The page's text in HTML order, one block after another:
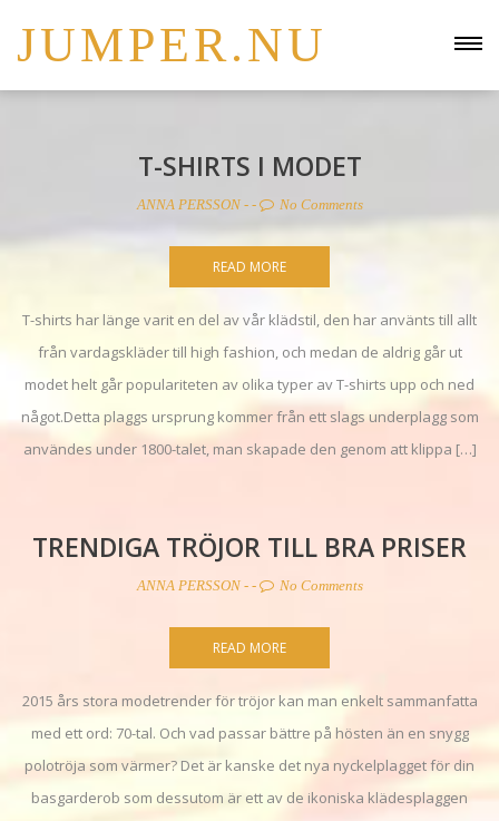
JUMPER.NU
T-SHIRTS I MODET
ANNA PERSSON- - No Comments
READ MORE
T-shirts har länge varit en del av vår klädstil, den har använts till allt
från vardagskläder till high fashion, och medan de aldrig går ut
modet helt går populariteten av olika typer av T-shirts upp och ned
något.Detta plaggs ursprung kommer från ett slags underplagg som
användes under 1800-talet, man skapade den genom att klippa […]
TRENDIGA TRÖJOR TILL BRA PRISER
ANNA PERSSON- - No Comments
READ MORE
2015 års stora modetrender för tröjor kan man enkelt sammanfatta
med ett ord: 70-tal. Och vad passar bättre på hösten än en snygg
polotröja som värmer? Det är kanske det nya nyckelplagget för din
basgarderob som dessutom är ett av de ikoniska klädesplaggen